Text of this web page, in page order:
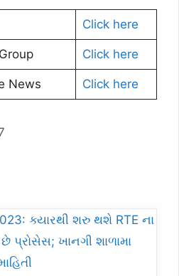
Click here
Click here
News Click here
ક્યારથી શરુ થશે RTE ના
પ્રોસેસ; ખાનગી શાળામા